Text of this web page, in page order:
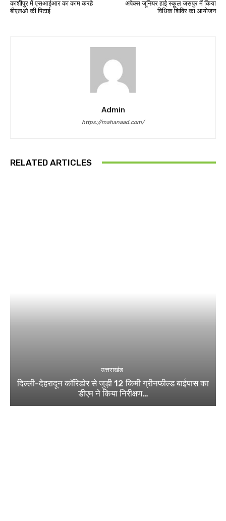
काशीपुर में एसआईआर का काम करहे
बीएलओ की पिटाई
अपेक्स जूनियर हाई स्कूल जसपुर में किया
विधिक शिविर का आयोजन
Admin
https://mahanaad.com/
RELATED ARTICLES
उत्तराखंड
दिल्ली-देहरादून कॉरिडोर से जुड़ी 12 किमी ग्रीनफील्ड बाईपास का
डीएम ने किया निरीक्षण…